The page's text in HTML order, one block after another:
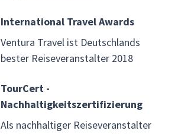
International Travel Awards
Ventura Travel ist Deutschlands
bester Reiseveranstalter 2018
TourCert -
Nachhaltigkeitszertifizierung
Als nachhaltiger Reiseveranstalter